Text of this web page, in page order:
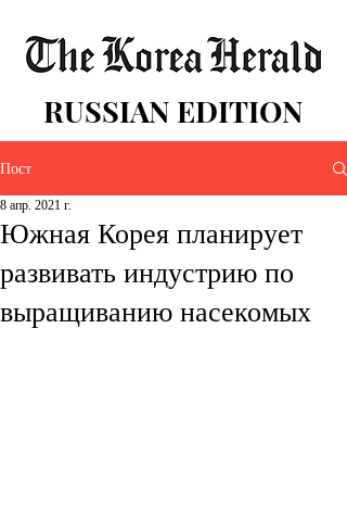
RUSSIAN EDITION
Пост
Южная Корея планирует
развивать индустрию по
выращиванию насекомых
8 апр. 2021 г.